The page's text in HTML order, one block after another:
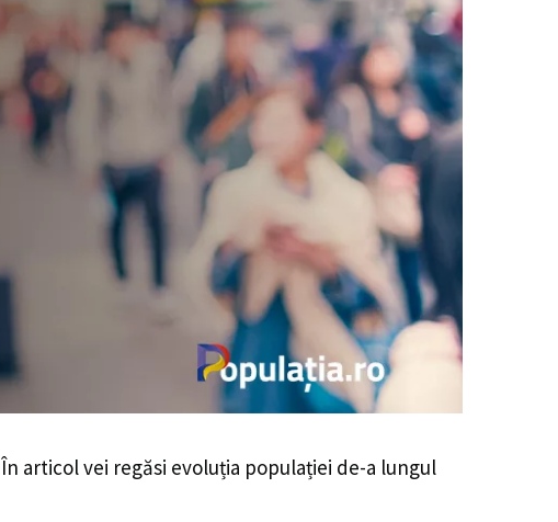
În articol vei regăsi evoluția populației de-a lungul